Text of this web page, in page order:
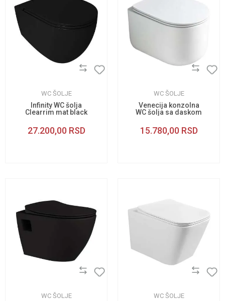
WC ŠOLJE
Infinity WC šolja
Clearrim mat black
27.200,00 RSD
WC ŠOLJE
Venecija konzolna
WC šolja sa daskom
15.780,00 RSD
WC ŠOLJE WC ŠOLJE